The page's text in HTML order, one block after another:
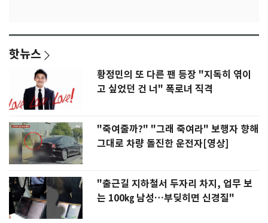
핫뉴스
황정민의 또 다른 팬 등장 "지독히 엮이
고 싶었던 건 너" 폭로녀 직격
"죽여줄까?" "그래 죽여라" 보행자 향해
그대로 차량 돌진한 운전자[영상]
"출근길 지하철서 두자리 차지, 업무 보
는 100㎏ 남성…부딪히면 신경질"